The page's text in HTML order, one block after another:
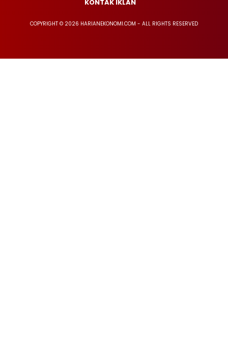
KONTAK IKLAN
COPYRIGHT © 2026 HARIANEKONOMI.COM - ALL RIGHTS RESERVED